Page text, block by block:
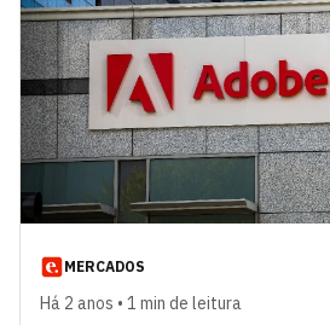
MERCADOS
Há 2 anos • 1 min de leitura